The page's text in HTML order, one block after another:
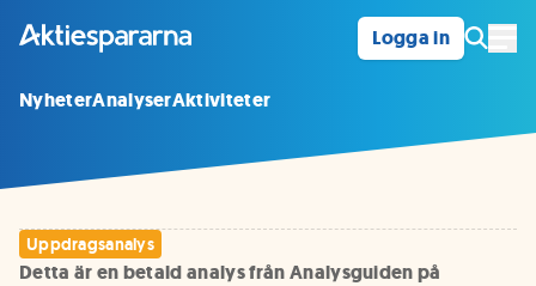
Logga in
NyheterAnalyserAktiviteter
Uppdragsanalys
Detta är en betald analys från Analysguiden på